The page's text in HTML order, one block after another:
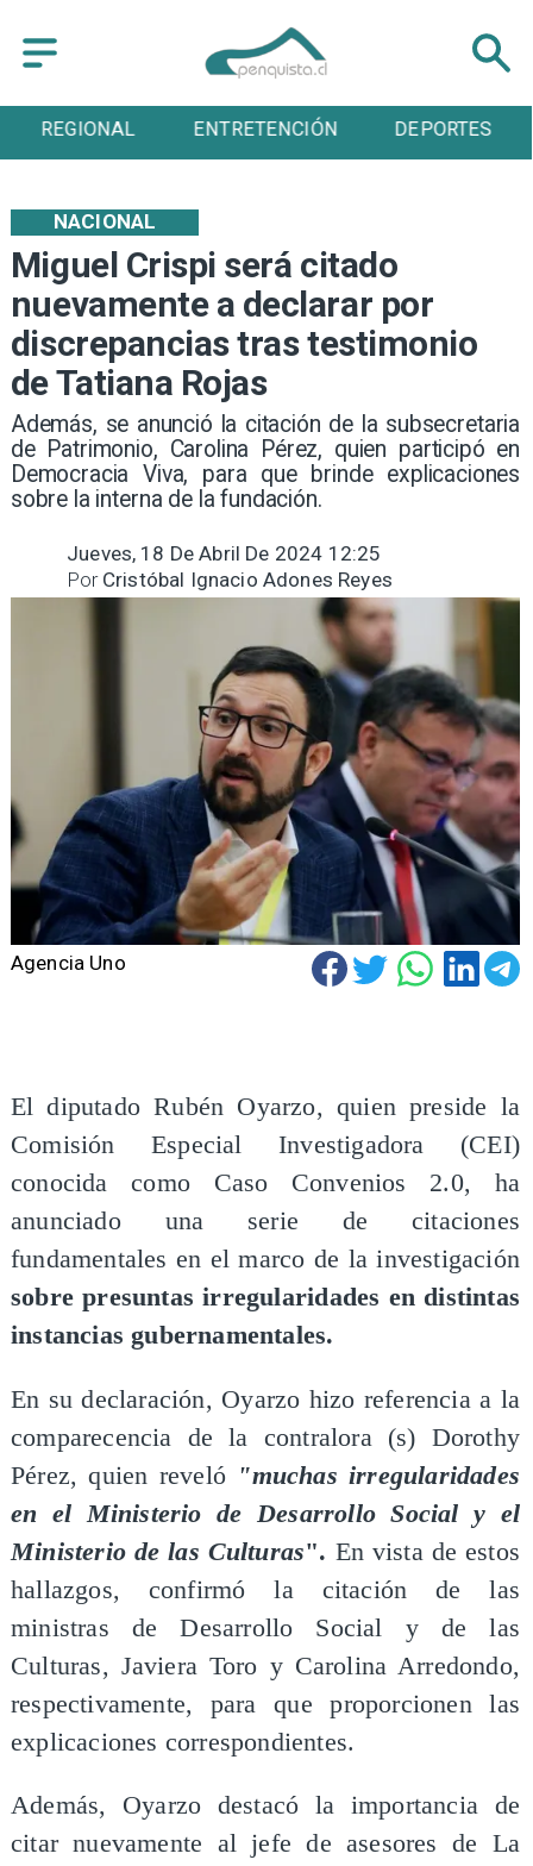
REGIONAL ENTRETENCIÓN DEPORTES
Miguel Crispi será citado
nuevamente a declarar por
discrepancias tras testimonio
de Tatiana Rojas
Además, se anunció la citación de la subsecretaria
de Patrimonio, Carolina Pérez, quien participó en
Democracia Viva, para que brinde explicaciones
sobre la interna de la fundación.
NACIONAL
Jueves, 18 De Abril De 2024 12:25
Cristóbal Ignacio Adones Reyes
Por
Agencia Uno
El diputado Rubén Oyarzo, quien preside la
Comisión Especial Investigadora (CEI)
conocida como Caso Convenios 2.0, ha
anunciado una serie de citaciones
fundamentales en el marco de la investigación
sobre presuntas irregularidades en distintas
instancias gubernamentales.
En su declaración, Oyarzo hizo referencia a la
comparecencia de la contralora (s) Dorothy
Pérez, quien reveló "muchas irregularidades
en el Ministerio de Desarrollo Social y el
Ministerio de las Culturas". En vista de estos
hallazgos, confirmó la citación de las
ministras de Desarrollo Social y de las
Culturas, Javiera Toro y Carolina Arredondo,
respectivamente, para que proporcionen las
explicaciones correspondientes.
Además, Oyarzo destacó la importancia de
citar nuevamente al jefe de asesores de La